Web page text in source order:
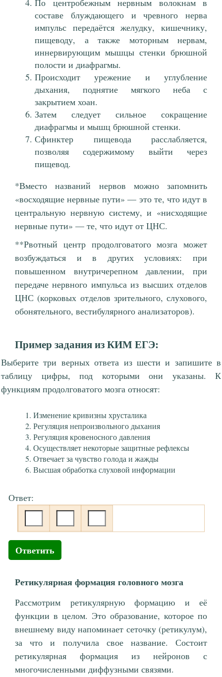
По центробежным нервным волокнам в
составе блуждающего и чревного нерва
импульс передаётся желудку, кишечнику,
пищеводу, а также моторным нервам,
иннервирующим мышцы стенки брюшной
полости и диафрагмы.
Происходит урежение и углубление
дыхания, поднятие мягкого неба с
закрытием хоан.
Затем следует сильное сокращение
диафрагмы и мышц брюшной стенки.
Сфинктер пищевода расслабляется,
позволяя содержимому выйти через
пищевод.
*Вместо названий нервов можно запомнить
«восходящие нервные пути» — это те, что идут в
центральную нервную систему, и «нисходящие
нервные пути» — те, что идут от ЦНС.
**Рвотный центр продолговатого мозга может
возбуждаться и в других условиях: при
повышенном внутричерепном давлении, при
передаче нервного импульса из высших отделов
ЦНС (корковых отделов зрительного, слухового,
обонятельного, вестибулярного анализаторов).
Пример задания из КИМ ЕГЭ:
Выберите три верных ответа из шести и запишите в
таблицу цифры, под которыми они указаны. К
функциям продолговатого мозга относят:
Изменение кривизны хрусталика
Регуляция непроизвольного дыхания
Регуляция кровеносного давления
Осуществляет некоторые защитные рефлексы
Отвечает за чувство голода и жажды
Высшая обработка слуховой информации
Ответ:
Ответить
Ретикулярная формация головного мозга
Рассмотрим ретикулярную формацию и её
функции в целом. Это образование, которое по
внешнему виду напоминает сеточку (ретикулум),
за что и получила свое название. Состоит
ретикулярная формация из нейронов с
многочисленными диффузными связями.